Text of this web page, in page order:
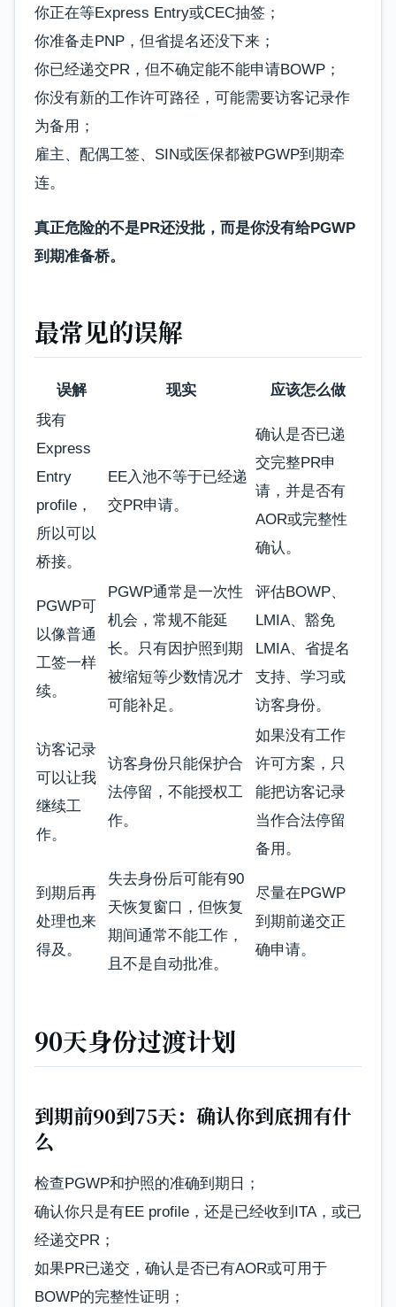
你正在等Express Entry或CEC抽签；
你准备走PNP，但省提名还没下来；
你已经递交PR，但不确定能不能申请BOWP；
你没有新的工作许可路径，可能需要访客记录作
为备用；
雇主、配偶工签、SIN或医保都被PGWP到期牵
连。
真正危险的不是PR还没批，而是你没有给PGWP
到期准备桥。
最常见的误解
误解 现实
应该怎么做
我有
Express
Entry
profile，
所以可以
桥接。
EE入池不等于已经递
交PR申请。
确认是否已递
交完整PR申
请，并是否有
AOR或完整性
确认。
PGWP可
以像普通
工签一样
续。
PGWP通常是一次性
机会，常规不能延
长。只有因护照到期
被缩短等少数情况才
可能补足。
评估BOWP、
LMIA、豁免
LMIA、省提名
支持、学习或
访客身份。
访客记录
可以让我
继续工
作。
访客身份只能保护合
法停留，不能授权工
作。
如果没有工作
许可方案，只
能把访客记录
当作合法停留
备用。
到期后再
处理也来
得及。
失去身份后可能有90
天恢复窗口，但恢复
期间通常不能工作，
且不是自动批准。
尽量在PGWP
到期前递交正
确申请。
90天身份过渡计划
到期前90到75天：确认你到底拥有什
么
检查PGWP和护照的准确到期日；
确认你只是有EE profile，还是已经收到ITA，或已
经递交PR；
如果PR已递交，确认是否已有AOR或可用于
BOWP的完整性证明；